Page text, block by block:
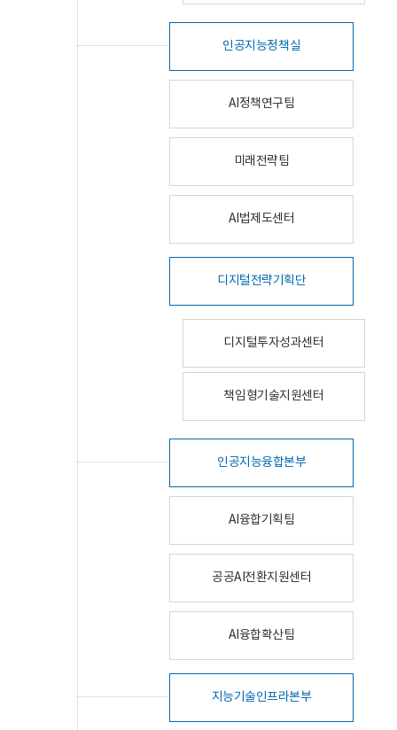
인공지능정책실
AI정책연구팀
미래전략팀
AI법제도센터
디지털전략기획단
디지털투자성과센터
책임형기술지원센터
인공지능융합본부
AI융합기획팀
공공AI전환지원센터
AI융합확산팀
지능기술인프라본부